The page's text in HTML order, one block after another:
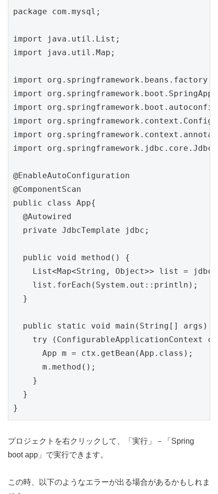
package com.mysql;
import java.util.List;
import java.util.Map;
import
import
import
import
import
import
@EnableAutoConfiguration
@ComponentScan
public class App{
  @Autowired
  private JdbcTemplate jdbc;
  public void method() {
List<Map<String, Object>> list =
    list.forEach(System.out::println);
  }
  public static void main(String[] args) {
try (ConfigurableApplicationContext
      App m = ctx.getBean(App.class);
      m.method();
    }
  }
}
プロジェクトを右クリックして、「実行」－「Spring
boot app」で実行できます。
この時、以下のようなエラーが出る場合があるかもしれま